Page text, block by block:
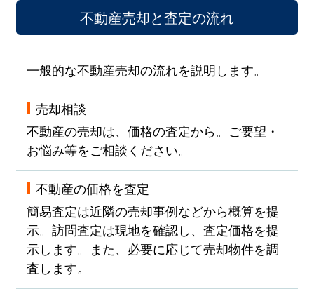
不動産売却と査定の流れ
一般的な不動産売却の流れを説明します。
売却相談
不動産の売却は、価格の査定から。ご要望・
お悩み等をご相談ください。
不動産の価格を査定
簡易査定は近隣の売却事例などから概算を提
示。訪問査定は現地を確認し、査定価格を提
示します。また、必要に応じて売却物件を調
査します。